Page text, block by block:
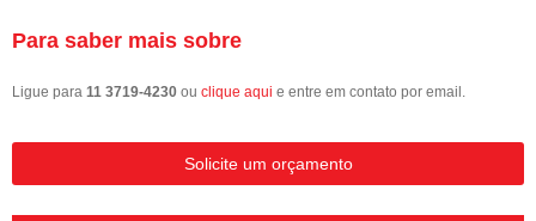
Para saber mais sobre
Ligue para 11 3719-4230 ou clique aqui e entre em contato por email.
Solicite um orçamento